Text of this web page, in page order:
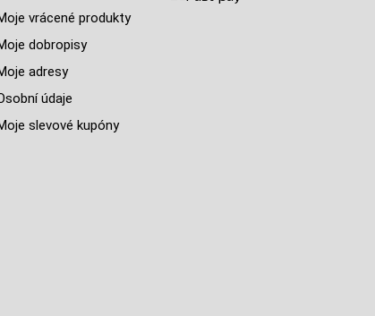
vrácené produkty
dobropisy
adresy
údaje
slevové kupóny